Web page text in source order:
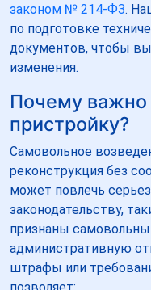
законом № 214-ФЗ.
по подготовке
документов, чтобы
изменения.
Почему важно
пристройку?
Самовольное
реконструкция без
может повлечь
законодательству,
признаны
административную
штрафы или
позволяет: